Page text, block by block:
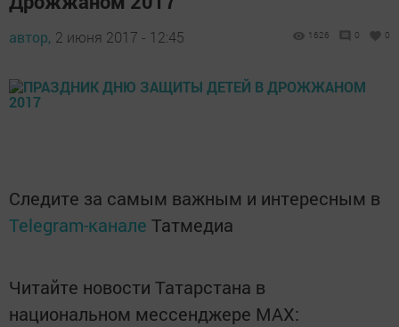
автор, 2 июня 2017 - 12:45 1626 0 0
Следите за самым важным и интересным в
Telegram-канале Татмедиа
Читайте новости Татарстана в
национальном мессенджере MАХ: